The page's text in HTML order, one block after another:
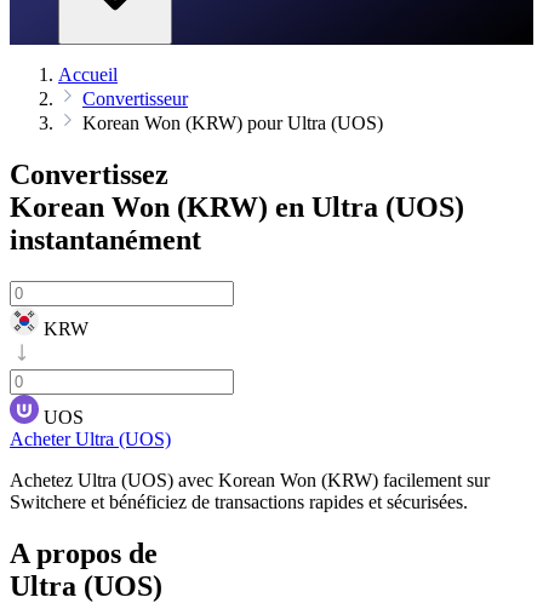
Accueil
Convertisseur
Korean Won (KRW) pour Ultra (UOS)
Convertissez
Korean Won (KRW) en Ultra (UOS)
instantanément
KRW
UOS
Acheter Ultra (UOS)
Achetez Ultra (UOS) avec Korean Won (KRW) facilement sur
Switchere et bénéficiez de transactions rapides et sécurisées.
A propos de
Ultra (UOS)